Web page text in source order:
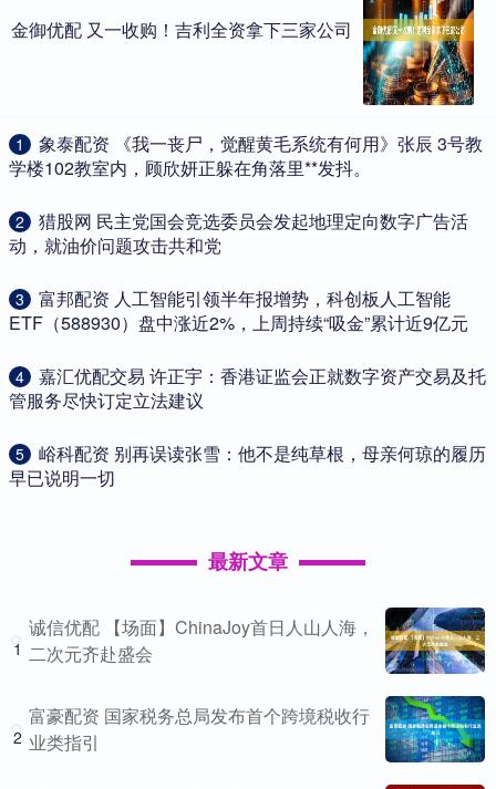
金御优配 又一收购！吉利全资拿下三家公司
1
​象泰配资 《我一丧尸，觉醒黄毛系统有何用》张辰 3号教
学楼102教室内，顾欣妍正躲在角落里**发抖。
2
​猎股网 民主党国会竞选委员会发起地理定向数字广告活
动，就油价问题攻击共和党
3
​富邦配资 人工智能引领半年报增势，科创板人工智能
ETF（588930）盘中涨近2%，上周持续“吸金”累计近9亿元
4
​嘉汇优配交易 许正宇：香港证监会正就数字资产交易及托
管服务尽快订定立法建议
5
​峪科配资 别再误读张雪：他不是纯草根，母亲何琼的履历
早已说明一切
最新文章
1
诚信优配 【场面】ChinaJoy首日人山人海，
二次元齐赴盛会
2
富豪配资 国家税务总局发布首个跨境税收行
业类指引